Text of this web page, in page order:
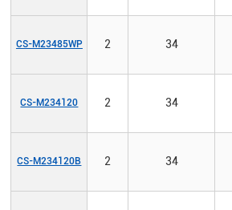
CS-M23485WP 2 34
CS-M234120 2 34
CS-M234120B 2 34